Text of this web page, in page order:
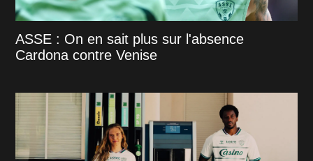
ASSE : On en sait plus sur l'absence
Cardona contre Venise